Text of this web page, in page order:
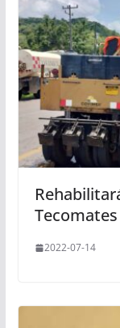
Tecomates
2022-07-14